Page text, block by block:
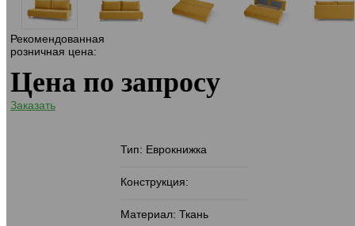
Рекомендованная
розничная цена:
Цена по запросу
Заказать
Тип: Еврокнижка
Конструкция:
Материал: Ткань